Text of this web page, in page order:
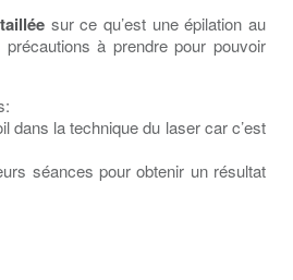
sur ce qu’est une épilation au
à prendre pour pouvoir
dans la technique du laser car c’est
séances pour obtenir un résultat